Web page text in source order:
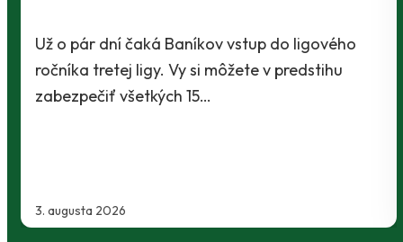
2. augusta 2026
Baníci vstúpili do ostrej sezóny súbojom 1.
Slovnaft Cupu, keď vycestovali do neďalekej